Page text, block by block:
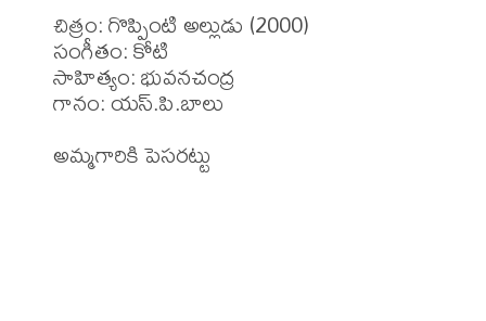
చిత్రం: గొప్పింటి అల్లుడు (2000)
సంగీతం: కోటి
సాహిత్యం: భువనచంద్ర
గానం: యస్.పి.బాలు
అమ్మగారికి పెసరట్టు